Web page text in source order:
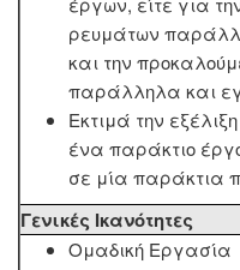
ρευμάτων
και την
παράλληλα και
Εκτιμά την
ένα παράκτιο
σε μία παράκτια
Γενικές Ικανότητες
Ομαδική Εργασία